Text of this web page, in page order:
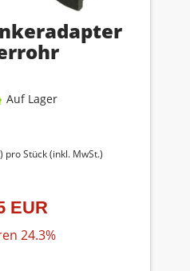
Auf Lager
) pro Stück (inkl. MwSt.)
EUR
24.3%